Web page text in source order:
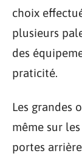
choix
plusieurs
des
praticité.
Les grandes
même sur
portes